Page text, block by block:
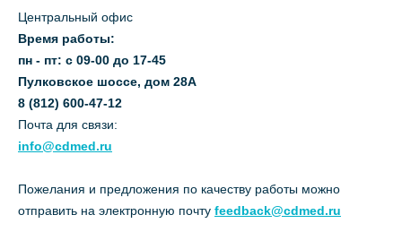
Центральный офис
Время работы:
пн - пт: с 09-00 до 17-45
Пулковское шоссе, дом 28А
8 (812) 600-47-12
Почта для связи:
info@cdmed.ru
Пожелания и предложения по качеству работы можно
отправить на электронную почту feedback@cdmed.ru